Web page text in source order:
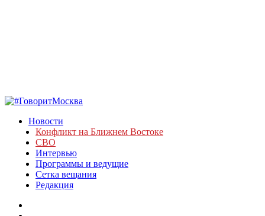
Новости
Конфликт на Ближнем Востоке
СВО
Интервью
Программы и ведущие
Сетка вещания
Редакция